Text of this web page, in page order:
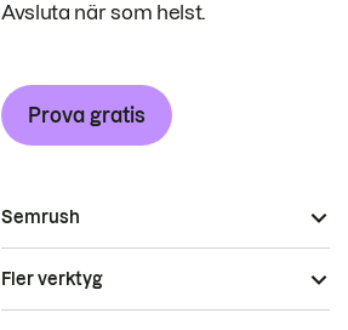
Avsluta när som helst.
Prova gratis
Semrush
Fler verktyg